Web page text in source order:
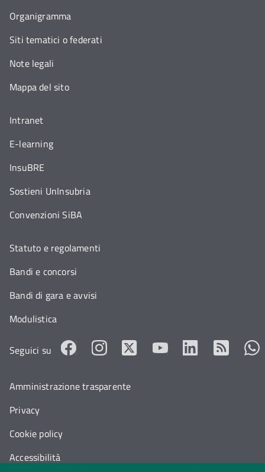
Organigramma
Siti tematici o federati
Note legali
Mappa del sito
Intranet
E-learning
InsuBRE
Sostieni UnInsubria
Convenzioni SiBA
Statuto e regolamenti
Bandi e concorsi
Bandi di gara e avvisi
Modulistica
Seguici su
Amministrazione trasparente
Privacy
Cookie policy
Accessibilità